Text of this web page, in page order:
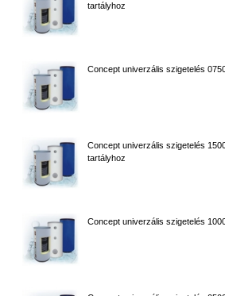
tartályhoz
Concept univerzális szigetelés
Concept univerzális szigetelés
tartályhoz
Concept univerzális szigetelés